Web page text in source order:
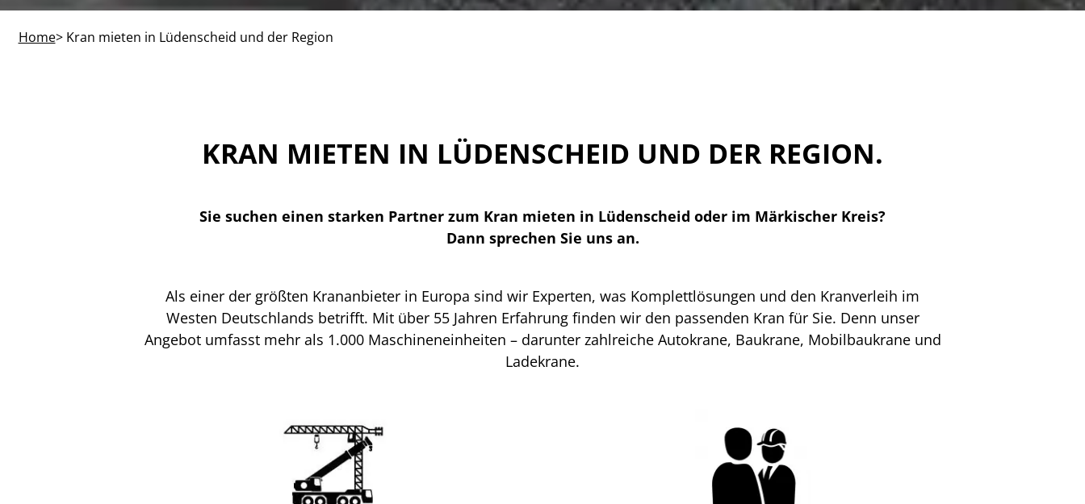
Home> Kran mieten in Lüdenscheid und der Region
KRAN MIETEN IN LÜDENSCHEID UND DER REGION.
Sie suchen einen starken Partner zum Kran mieten in Lüdenscheid oder im Märkischer Kreis?
Dann sprechen Sie uns an.
Als einer der größten Krananbieter in Europa sind wir Experten, was Komplettlösungen und den Kranverleih im
Westen Deutschlands betrifft. Mit über 55 Jahren Erfahrung finden wir den passenden Kran für Sie. Denn unser
Angebot umfasst mehr als 1.000 Maschineneinheiten – darunter zahlreiche Autokrane, Baukrane, Mobilbaukrane und
Ladekrane.